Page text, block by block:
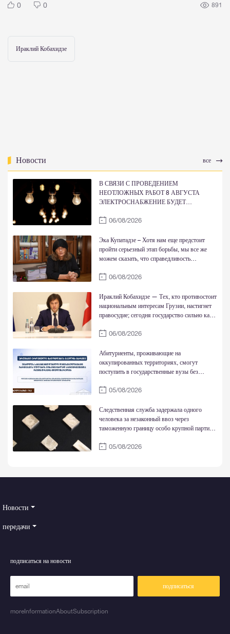
0 0 891
Ираклий Кобахидзе
Новости все
В СВЯЗИ С ПРОВЕДЕНИЕМ
НЕОТЛОЖНЫХ РАБОТ 8 АВГУСТА
ЭЛЕКТРОСНАБЖЕНИЕ БУДЕТ
06/08/2026
Эка Купатадзе – Хотя нам еще предстоит
пройти серьезный этап борьбы, мы все же
можем сказать, что справедливость
06/08/2026
Ираклий Кобахидзе — Тех, кто противостоит
национальным интересам Грузии, настигнет
правосудие; сегодня государство сильно как
06/08/2026
Абитуриенты, проживающие на
оккупированных территориях, смогут
поступить в государственные вузы без
государства
05/08/2026
Следственная служба задержала одного
человека за незаконный ввоз через
таможенную границу особо крупной партии
05/08/2026
Новости
передачи
подписаться на новости
подписаться
moreInformationAboutSubscription